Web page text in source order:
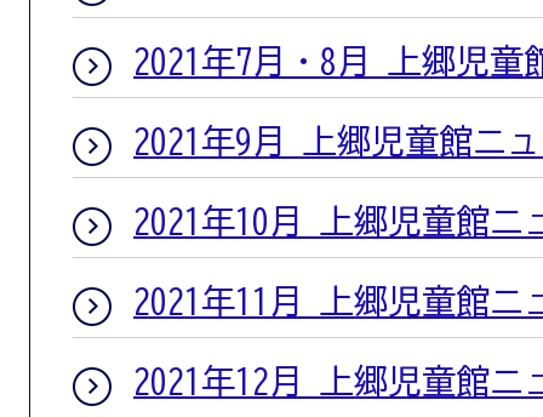
2021年7月・8月 上郷児童
2021年9月 上郷児童館ニ
2021年10月 上郷児童館ニ
2021年11月 上郷児童館ニ
2021年12月 上郷児童館ニ